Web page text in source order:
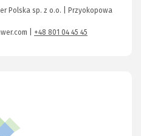
Polska sp. z o.o. | Przyokopowa
+48 801 04 45 45